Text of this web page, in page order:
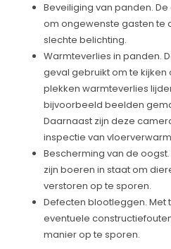
Beveiliging van panden.
om ongewenste gasten te
slechte belichting.
Warmteverlies in panden.
geval gebruikt om te
plekken warmteverlies
bijvoorbeeld beelden
Daarnaast zijn deze
inspectie van
Bescherming van de
zijn boeren in staat om
verstoren op te sporen.
Defecten blootleggen. Met
eventuele
manier op te sporen.